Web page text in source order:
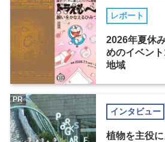
レポート
2026年夏休
めのイベン
地域
インタビュー
植物を主役
PR